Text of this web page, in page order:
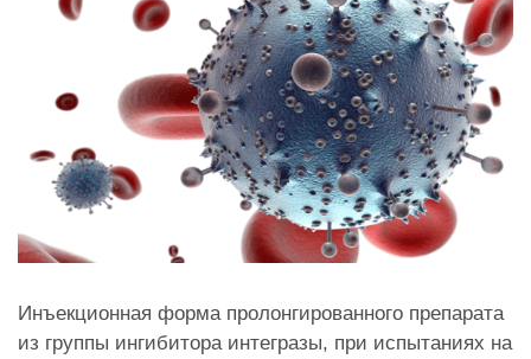
Инъекционная форма пролонгированного препарата
из группы ингибитора интегразы, при испытаниях на